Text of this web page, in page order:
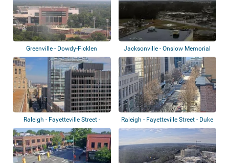
Greenville - Dowdy-Ficklen
Stadium, Pano...
Jacksonville - Onslow Memorial
Raleigh - Fayetteville Street -
North Ca...
Raleigh - Fayetteville Street - Duke
Ene...